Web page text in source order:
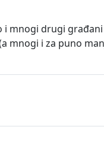
mnogi drugi
mnogi i za puno